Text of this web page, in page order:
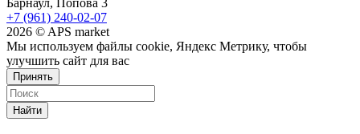
Барнаул, Попова 3
+7 (961) 240-02-07
2026 © APS market
Мы используем файлы cookie, Яндекс Метрику, чтобы
улучшить сайт для вас
Принять
Найти